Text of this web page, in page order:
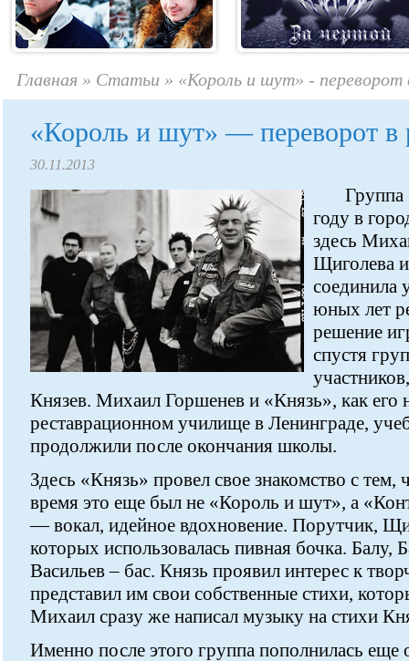
Главная » Статьи » «Король и шут» - переворот
«Король и шут» — переворот в
30.11.2013
Группа
году в
здесь
Щиголева
соединила
юных лет
решение
спустя
Князев. Михаил Горшенев и «Князь», как его
реставрационном училище в Ленинграде,
продолжили после окончания школы.
Здесь «Князь» провел свое знакомство с тем,
время это еще был не «Король и шут», а
— вокал, идейное вдохновение. Порутчик,
которых использовалась пивная бочка.
Васильев – бас. Князь проявил интерес к
представил им свои собственные стихи,
Михаил сразу же написал музыку на стихи
Именно после этого группа пополнилась еще